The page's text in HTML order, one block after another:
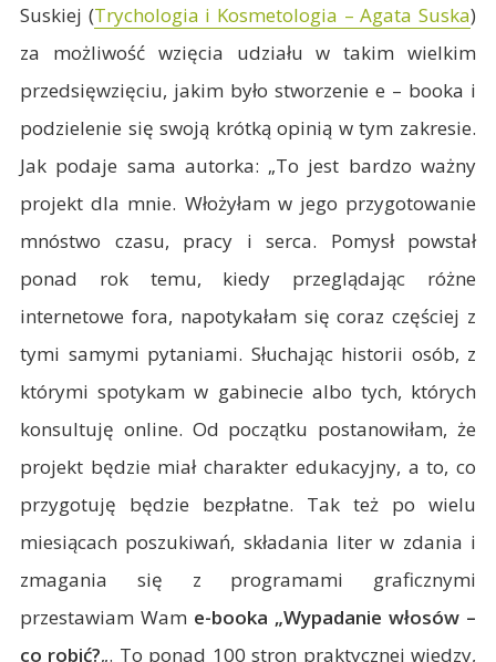
Suskiej (Trychologia i Kosmetologia – Agata Suska)
za możliwość wzięcia udziału w takim wielkim
przedsięwzięciu, jakim było stworzenie e – booka i
podzielenie się swoją krótką opinią w tym zakresie.
Jak podaje sama autorka: „To jest bardzo ważny
projekt dla mnie. Włożyłam w jego przygotowanie
mnóstwo czasu, pracy i serca. Pomysł powstał
ponad rok temu, kiedy przeglądając różne
internetowe fora, napotykałam się coraz częściej z
tymi samymi pytaniami. Słuchając historii osób, z
którymi spotykam w gabinecie albo tych, których
konsultuję online. Od początku postanowiłam, że
projekt będzie miał charakter edukacyjny, a to, co
przygotuję będzie bezpłatne. Tak też po wielu
miesiącach poszukiwań, składania liter w zdania i
zmagania się z programami graficznymi
przestawiam Wam e-booka „Wypadanie włosów –
co robić?„. To ponad 100 stron praktycznej wiedzy,